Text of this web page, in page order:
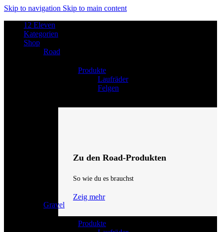
Skip to navigation Skip to main content
12 Eleven
Kategorien
Shop
Road
Produkte
Laufräder
Felgen
Zu den Road-Produkten
So wie du es brauchst
Zeig mehr
Gravel
Produkte